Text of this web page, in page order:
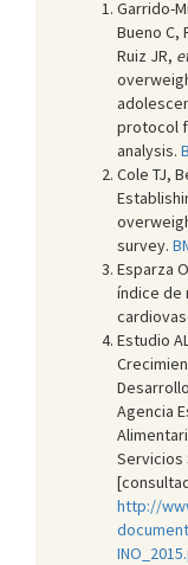
Garrido-
Bueno C,
Ruiz JR,
protocol
analysis.
Cole TJ,
survey.
Esparza
índice de
Estudio
Agencia
Servicios
http://